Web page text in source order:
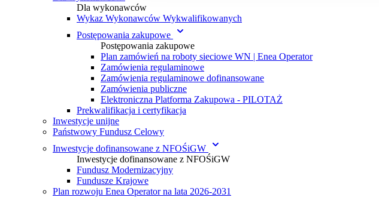
Dla wykonawców
Wykaz Wykonawców Wykwalifikowanych
Postępowania zakupowe
Postępowania zakupowe
Plan zamówień na roboty sieciowe WN | Enea Operator
Zamówienia regulaminowe
Zamówienia regulaminowe dofinansowane
Zamówienia publiczne
Elektroniczna Platforma Zakupowa - PILOTAŻ
Prekwalifikacja i certyfikacja
Inwestycje unijne
Państwowy Fundusz Celowy
Inwestycje dofinansowane z NFOŚiGW
Inwestycje dofinansowane z NFOŚiGW
Fundusz Modernizacyjny
Fundusze Krajowe
Plan rozwoju Enea Operator na lata 2026-2031